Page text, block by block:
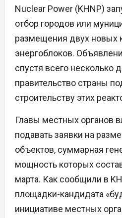
Nuclear Power (KHNP)
отбор городов или
размещения двух новых
энергоблоков.
спустя всего несколько
правительство страны
строительству этих
Главы местных органов
подавать заявки на
объектов, суммарная
мощность которых
марта. Как сообщили в
площадки-кандидата
инициативе местных